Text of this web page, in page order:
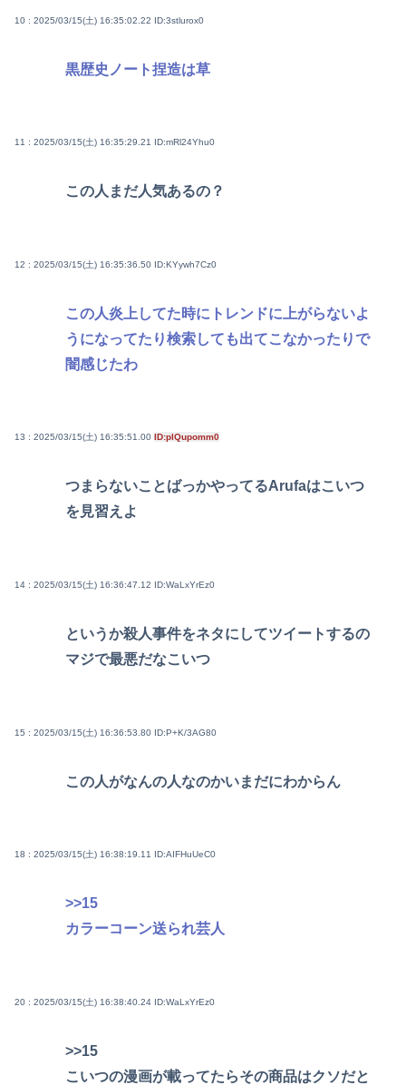
10 : 2025/03/15(土) 16:35:02.22 ID:3stlurox0
黒歴史ノート捏造は草
11 : 2025/03/15(土) 16:35:29.21 ID:mRl24Yhu0
この人まだ人気あるの？
12 : 2025/03/15(土) 16:35:36.50 ID:KYywh7Cz0
この人炎上してた時にトレンドに上がらないよ
うになってたり検索しても出てこなかったりで
闇感じたわ
13 : 2025/03/15(土) 16:35:51.00 ID:plQupomm0
つまらないことばっかやってるArufaはこいつ
を見習えよ
14 : 2025/03/15(土) 16:36:47.12 ID:WaLxYrEz0
というか殺人事件をネタにしてツイートするの
マジで最悪だなこいつ
15 : 2025/03/15(土) 16:36:53.80 ID:P+K/3AG80
この人がなんの人なのかいまだにわからん
18 : 2025/03/15(土) 16:38:19.11 ID:AIFHuUeC0
>>15
カラーコーン送られ芸人
20 : 2025/03/15(土) 16:38:40.24 ID:WaLxYrEz0
>>15
こいつの漫画が載ってたらその商品はクソだと